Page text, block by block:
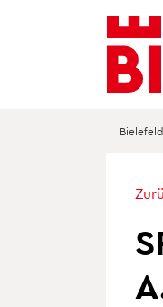
Inhalt
Menü
Suche
Bielefeld